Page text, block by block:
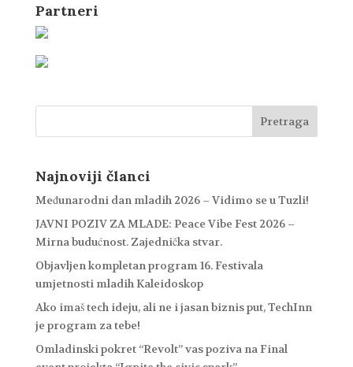
Partneri
Najnoviji članci
Međunarodni dan mladih 2026 – Vidimo se u Tuzli!
JAVNI POZIV ZA MLADE: Peace Vibe Fest 2026 –
Mirna budućnost. Zajednička stvar.
Objavljen kompletan program 16. Festivala
umjetnosti mladih Kaleidoskop
Ako imaš tech ideju, ali ne i jasan biznis put, TechInn
je program za tebe!
Omladinski pokret “Revolt” vas poziva na Final